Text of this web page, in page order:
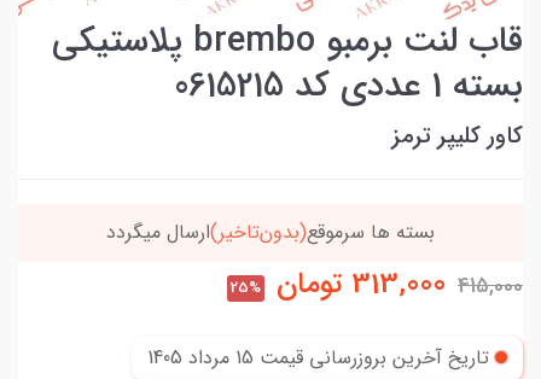
قاب لنت برمبو brembo پلاستیکی
بسته 1 عددی کد 0615215
کاور کلیپر ترمز
بسته ها سرموقع(بدون‌تاخیر)ارسال میگردد
415,000
313,000 تومان 25%
تاریخ آخرین بروزرسانی قیمت 15 مرداد 1405